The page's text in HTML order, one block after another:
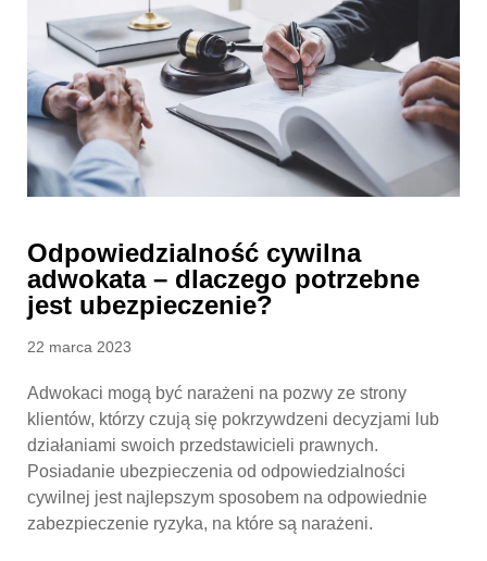
Odpowiedzialność cywilna
adwokata – dlaczego potrzebne
jest ubezpieczenie?
Posted
22 marca 2023
Adwokaci mogą być narażeni na pozwy ze strony
klientów, którzy czują się pokrzywdzeni decyzjami lub
działaniami swoich przedstawicieli prawnych.
Posiadanie ubezpieczenia od odpowiedzialności
cywilnej jest najlepszym sposobem na odpowiednie
zabezpieczenie ryzyka, na które są narażeni.